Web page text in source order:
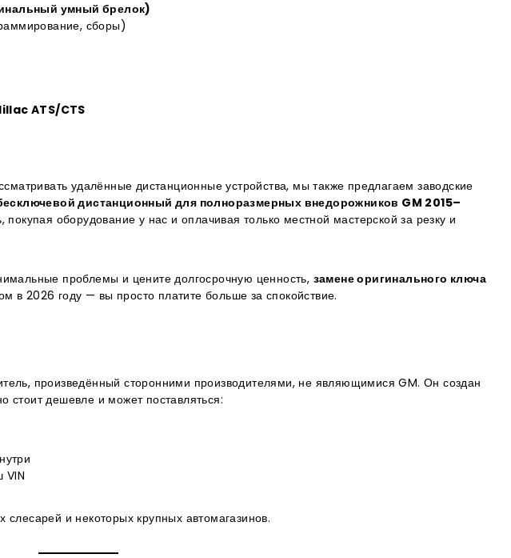
умный брелок)
сборы)
ATS/CTS
удалённые дистанционные устройства, мы также предлагаем заводские
дистанционный для полноразмерных внедорожников GM 2015–
покупая оборудование у нас и оплачивая только местной мастерской за резку и
проблемы и цените долгосрочную ценность, замене оригинального ключа
2026 году — вы просто платите больше за спокойствие.
произведённый сторонними производителями, не являющимися GM. Он создан
дешевле и может поставляться:
VIN
и некоторых крупных автомагазинов.